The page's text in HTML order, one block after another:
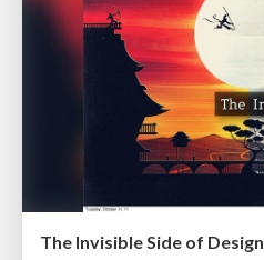
The Invisible Side of Design